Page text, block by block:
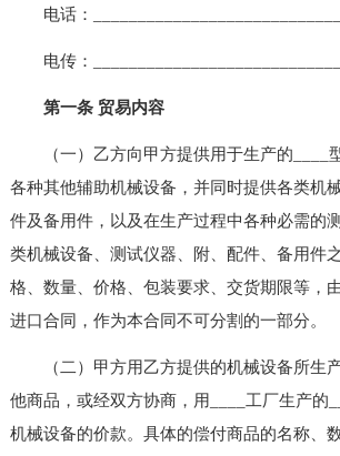
电话：
电传：
第一条 贸易内容
（一）乙方向甲方提供用于生产的____
各种其他辅助机械设备，并同时提供各类机
件及备用件，以及在生产过程中各种必需的
类机械设备、测试仪器、附、配件、备用件
格、数量、价格、包装要求、交货期限等，
进口合同，作为本合同不可分割的一部分。
（二）甲方用乙方提供的机械设备所生
他商品，或经双方协商，用____工厂生产的
机械设备的价款。具体的偿付商品的名称、